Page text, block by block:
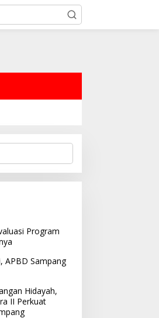
Program
APBD Sampang
Hidayah,
II Perkuat